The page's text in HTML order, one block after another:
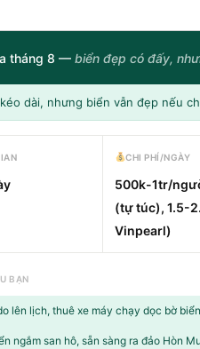
tháng 8 — biển đẹp có đấy,
dài, nhưng biển vẫn đẹp nếu
CHI PHÍ/NGÀY
500k-1tr/
(tự túc), 1.5-
Vinpearl)
BẠN
lên lịch, thuê xe máy chạy dọc bờ
ngắm san hô, sẵn sàng ra đảo Hòn